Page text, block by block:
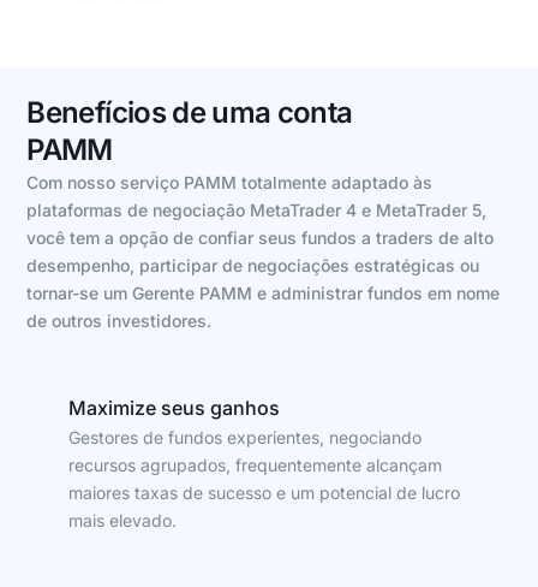
Benefícios de uma conta
PAMM
Com nosso serviço PAMM totalmente adaptado às
plataformas de negociação MetaTrader 4 e MetaTrader 5,
você tem a opção de confiar seus fundos a traders de alto
desempenho, participar de negociações estratégicas ou
tornar-se um Gerente PAMM e administrar fundos em nome
de outros investidores.
Maximize seus ganhos
Gestores de fundos experientes, negociando
recursos agrupados, frequentemente alcançam
maiores taxas de sucesso e um potencial de lucro
mais elevado.